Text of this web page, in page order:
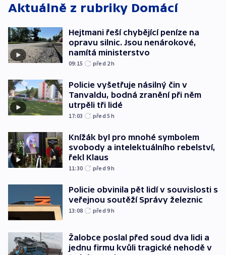
Aktuálně z rubriky Domácí
Hejtmani řeší chybějící peníze na
opravu silnic. Jsou nenárokové,
namítá ministerstvo
09:15 před 2h
Policie vyšetřuje násilný čin v
Tanvaldu, bodná zranění při něm
utrpěli tři lidé
17:03 před 5h
Knížák byl pro mnohé symbolem
svobody a intelektuálního rebelství,
řekl Klaus
11:30 před 9h
Policie obvinila pět lidí v souvislosti s
veřejnou soutěží Správy železnic
13:08 před 9h
Žalobce poslal před soud dva lidi a
jednu firmu kvůli tragické nehodě v